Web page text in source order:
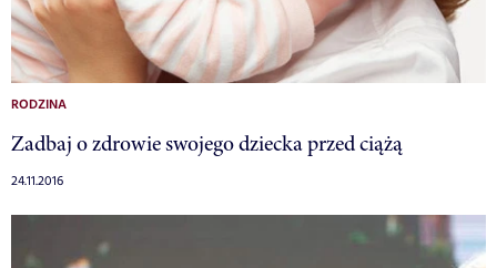
RODZINA
Zadbaj o zdrowie swojego dziecka przed ciążą
24.11.2016